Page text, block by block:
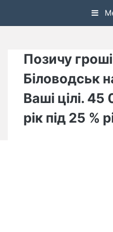
Позичу
Біловодськ
Ваші цілі. 45
рік під 25 %